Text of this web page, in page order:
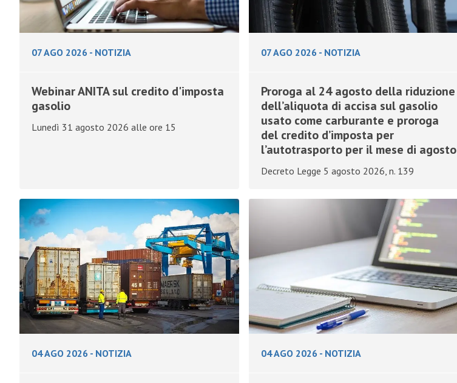
07 AGO 2026 - NOTIZIA
Webinar ANITA sul credito d'imposta
gasolio
Lunedì 31 agosto 2026 alle ore 15
07 AGO 2026 - NOTIZIA
Proroga al 24 agosto della riduzione
dell’aliquota di accisa sul gasolio
usato come carburante e proroga
del credito d’imposta per
l’autotrasporto per il mese di agosto
Decreto Legge 5 agosto 2026, n. 139
04 AGO 2026 - NOTIZIA 04 AGO 2026 - NOTIZIA